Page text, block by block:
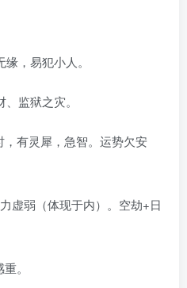
，易犯小人。
监狱之灾。
有灵犀，急智。运势欠安
虚弱（体现于内）。空劫+日
。